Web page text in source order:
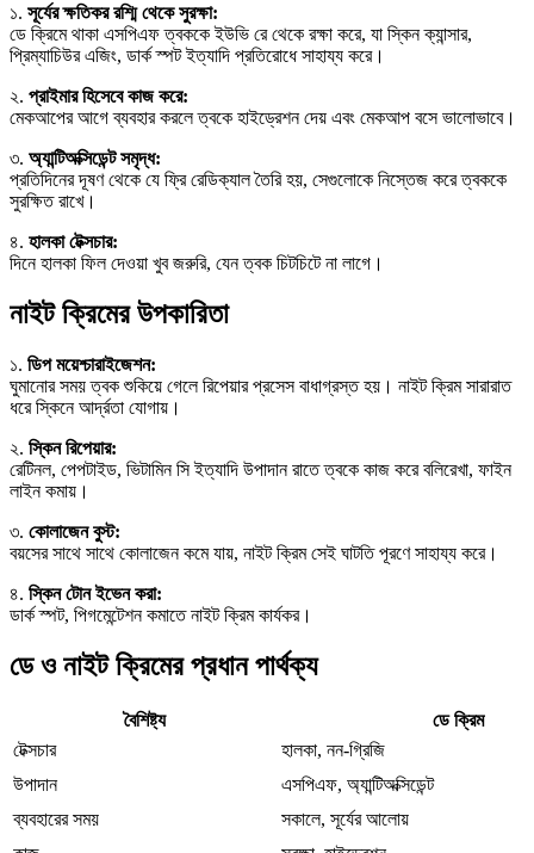
১. সূর্যের ক্ষতিকর রশ্মি থেকে সুরক্ষা:
ডে ক্রিমে থাকা এসপিএফ ত্বককে ইউভি রে থেকে রক্ষা করে, যা স্কিন ক্যান্সার,
প্রিম্যাচিউর এজিং, ডার্ক স্পট ইত্যাদি প্রতিরোধে সাহায্য করে।
২. প্রাইমার হিসেবে কাজ করে:
মেকআপের আগে ব্যবহার করলে ত্বকে হাইড্রেশন দেয় এবং মেকআপ বসে ভালোভাবে।
৩. অ্যান্টিঅক্সিডেন্ট সমৃদ্ধ:
প্রতিদিনের দূষণ থেকে যে ফ্রি রেডিক্যাল তৈরি হয়, সেগুলোকে নিস্তেজ করে ত্বককে
সুরক্ষিত রাখে।
৪. হালকা টেক্সচার:
দিনে হালকা ফিল দেওয়া খুব জরুরি, যেন ত্বক চিটচিটে না লাগে।
নাইট ক্রিমের উপকারিতা
১. ডিপ ময়েশ্চারাইজেশন:
ঘুমানোর সময় ত্বক শুকিয়ে গেলে রিপেয়ার প্রসেস বাধাগ্রস্ত হয়। নাইট ক্রিম সারারাত
ধরে স্কিনে আর্দ্রতা যোগায়।
২. স্কিন রিপেয়ার:
রেটিনল, পেপটাইড, ভিটামিন সি ইত্যাদি উপাদান রাতে ত্বকে কাজ করে বলিরেখা, ফাইন
লাইন কমায়।
৩. কোলাজেন বুস্ট:
বয়সের সাথে সাথে কোলাজেন কমে যায়, নাইট ক্রিম সেই ঘাটতি পূরণে সাহায্য করে।
৪. স্কিন টোন ইভেন করা:
ডার্ক স্পট, পিগমেন্টেশন কমাতে নাইট ক্রিম কার্যকর।
ডে ও নাইট ক্রিমের প্রধান পার্থক্য
বৈশিষ্ট্য
ডে ক্রিম
টেক্সচার
হালকা, নন-গ্রিজি
উপাদান
এসপিএফ, অ্যান্টিঅক্সিডেন্ট
ব্যবহারের সময়
সকালে, সূর্যের আলোয়